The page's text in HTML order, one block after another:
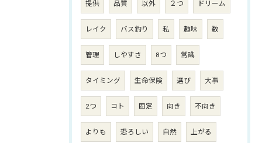
提供 品質 以外 ２つ ドリーム
レイク バス釣り 私 趣味 数
管理 しやすさ 8つ 常識
タイミング 生命保険 選び 大事
2つ コト 固定 向き 不向き
よりも 恐ろしい 自然 上がる